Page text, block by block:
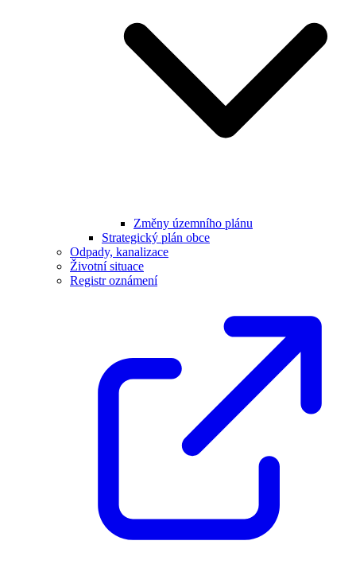
Změny územního plánu
Strategický plán obce
Odpady, kanalizace
Životní situace
Registr oznámení